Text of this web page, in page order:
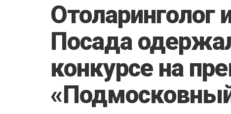
Отоларинголог
Посада
конкурсе на